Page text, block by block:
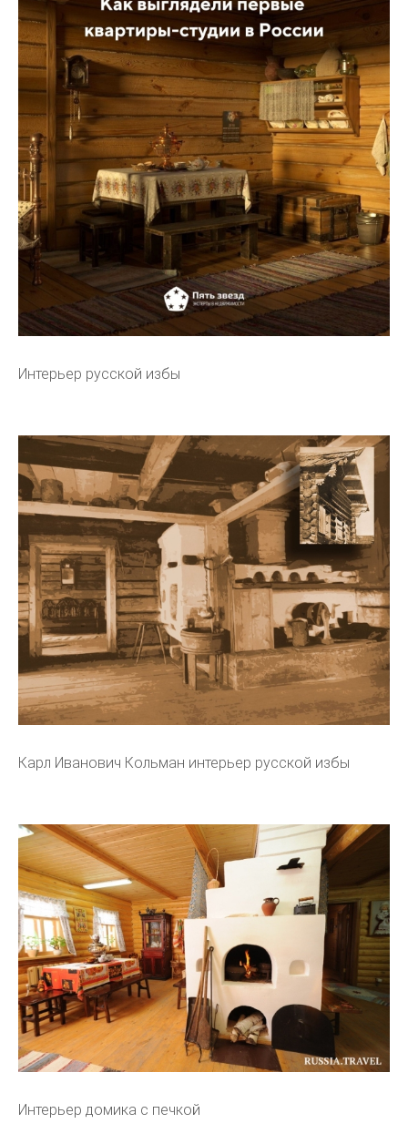
Интерьер русской избы
Карл Иванович Кольман интерьер русской избы
Интерьер домика с печкой